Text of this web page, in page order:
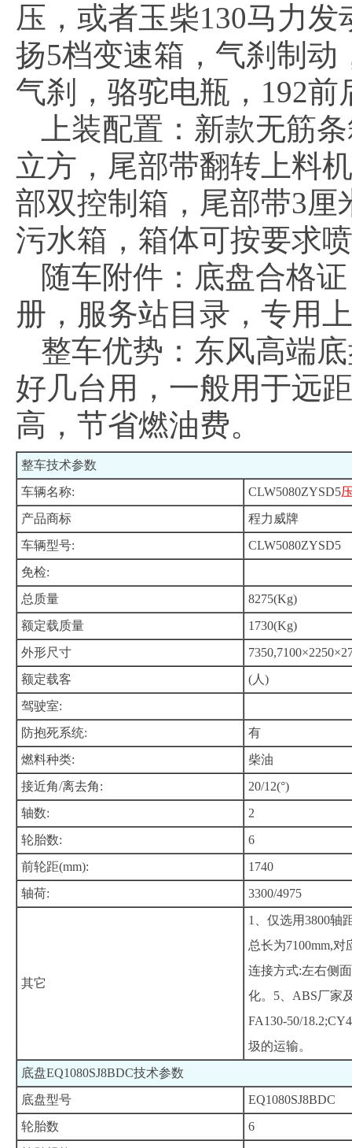
压，或者玉柴130马力
扬5档变速箱，气刹制
气刹，骆驼电瓶，192
上装配置：新款无筋
立方，尾部带翻转上料
部双控制箱，尾部带3
污水箱，箱体可按要求
随车附件：底盘合格
册，服务站目录，专用
整车优势：东风高端
好几台用，一般用于远
高，节省燃油费。
整车技术参数
车辆名称:
CLW5080ZYSD5
产品商标
程力威牌
车辆型号:
CLW5080ZYSD5
免检:
总质量
8275(Kg)
额定载质量
1730(Kg)
外形尺寸
额定载客
(人)
驾驶室:
防抱死系统:
有
燃料种类:
柴油
接近角/离去角:
20/12(°)
轴数:
2
轮胎数:
6
前轮距(mm):
1740
轴荷:
3300/4975
其它
1、仅选用3800轴
总长为7100mm,
连接方式:左右侧
化。5、ABS厂家
FA130-50/
圾的运输。
底盘EQ1080SJ8BDC技术参数
底盘型号
EQ1080SJ8BDC
轮胎数
6